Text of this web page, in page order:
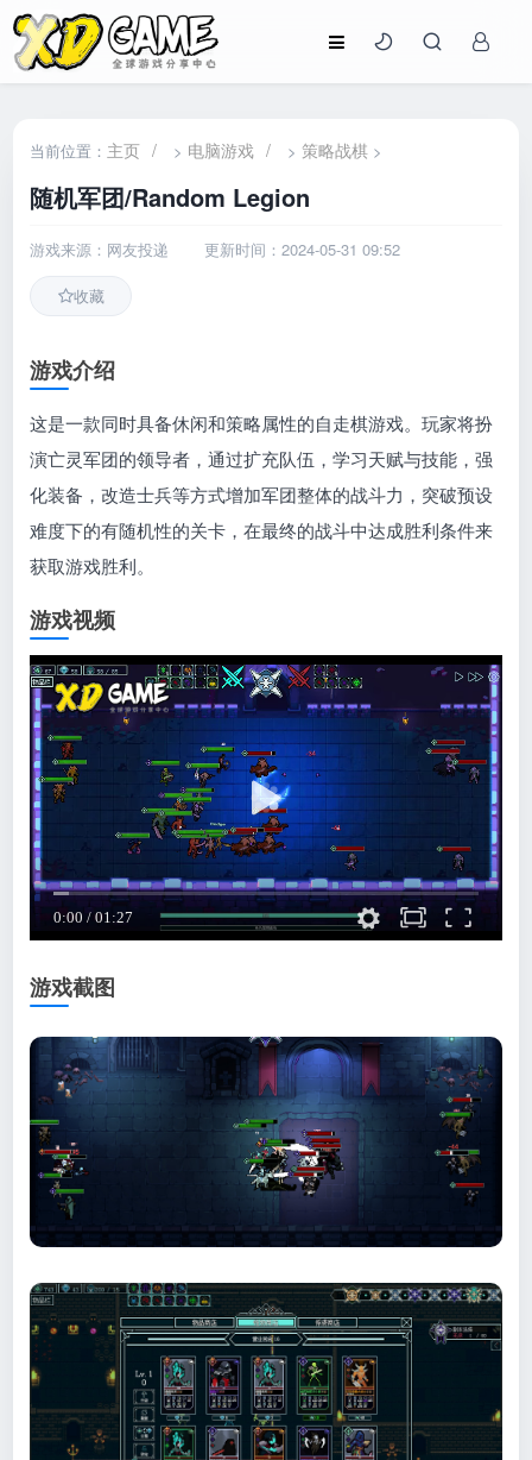
当前位置： 主页 / > 电脑游戏 / >策略战棋 >
随机军团/Random Legion
游戏来源：网友投递 更新时间：2024-05-31 09:52
收藏
游戏介绍
这是一款同时具备休闲和策略属性的自走棋游戏。玩家将扮
演亡灵军团的领导者，通过扩充队伍，学习天赋与技能，强
化装备，改造士兵等方式增加军团整体的战斗力，突破预设
难度下的有随机性的关卡，在最终的战斗中达成胜利条件来
获取游戏胜利。
游戏视频
游戏截图